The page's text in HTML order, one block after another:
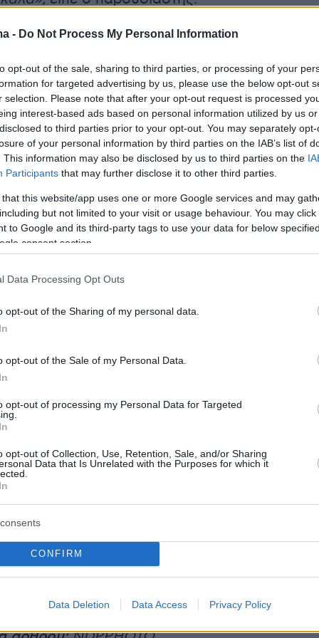
- Do Not Process My Personal Information
opt-out of the sale, sharing to third parties, or processing of your
for targeted advertising by us, please use the below opt-out
selection. Please note that after your opt-out request is processed
interest-based ads based on personal information utilized by us
to third parties prior to your opt-out. You may separately
of your personal information by third parties on the IAB’s list of
This information may also be disclosed by us to third parties on the
Participants that may further disclose it to other third parties.
that this website/app uses one or more Google services and may
but not limited to your visit or usage behaviour. You may
to Google and its third-party tags to use your data for below
consent section.
Data Processing Opt Outs
opt-out of the Sharing of my personal data.
opt-out of the Sale of my Personal Data.
opt-out of processing my Personal Data for Targeted
opt-out of Collection, Use, Retention, Sale, and/or Sharing
Data that Is Unrelated with the Purposes for which it
CONFIRM
Data Deletion Data Access Privacy Policy
Πάνος Κατσαρίδης που μίλησε μαζί
εκείνον: «
να μου τραγουδάει. Και μου τραγούδησε το
πρόσθεσε:
συνέχεια στη μονάδα. Πηγαίνει
μια φορά την εβδομάδα για σουβλάκια σε
τις βόλτες του. Θέλω επίσης να σας πω ότι
Ελιάς" και λατρεύει το τραγούδι των